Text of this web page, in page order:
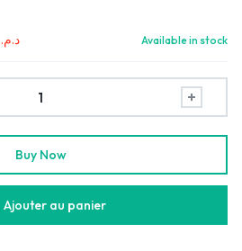
د.م. Available in stock
Ajouter au panier
Buy Now